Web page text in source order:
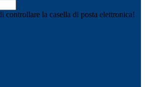
controllare la casella di posta elettronica!